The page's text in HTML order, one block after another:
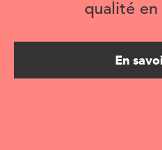
qualité en
En